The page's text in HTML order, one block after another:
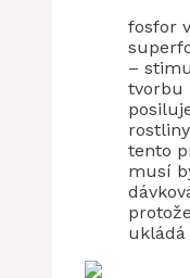
fosfor
–
tvorbu
tento
musí
ukládá